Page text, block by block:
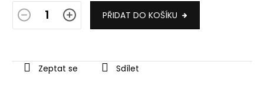
PŘIDAT DO KOŠÍKU
Zeptat se Sdílet